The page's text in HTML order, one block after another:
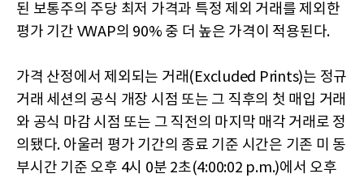
된 보통주의 주당 최저 가격과 특정 제외 거래를 제외한
평가 기간 VWAP의 90% 중 더 높은 가격이 적용된다.
가격 산정에서 제외되는 거래(Excluded Prints)는 정규
거래 세션의 공식 개장 시점 또는 그 직후의 첫 매입 거래
와 공식 마감 시점 또는 그 직전의 마지막 매각 거래로 정
의됐다. 아울러 평가 기간의 종료 기준 시간은 기존 미 동
부시간 기준 오후 4시 0분 2초(4:00:02 p.m.)에서 오후